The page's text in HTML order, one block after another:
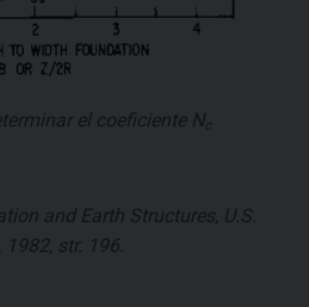
el coeficiente N
and Earth Structures, U.S.
str. 196.